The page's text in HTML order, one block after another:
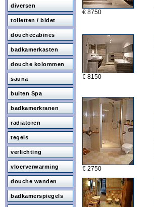
diversen
toiletten / bidet
douchecabines
badkamerkasten
douche kolommen
sauna
buiten Spa
badkamerkranen
radiatoren
tegels
verlichting
vloerverwarming
douche wanden
badkamerspiegels
€ 8750
€ 8150
€ 2750